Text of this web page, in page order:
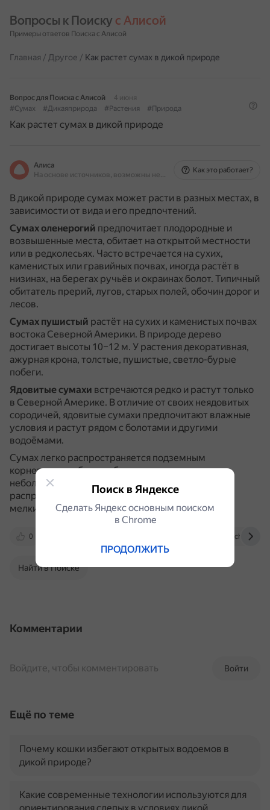
Вопросы к Поиску с Алисой
Примеры ответов Поиска с Алисой
Главная / Другое / Как растет сумах в дикой природе
Вопрос для Поиска с Алисой
4 июня
#Сумах
#Дикаяприрода #Растения #Природа
Как растет сумах в дикой природе
Алиса
На основе источников, возможны неточности
Как это работает?
В дикой природе сумах может расти в разных местах, в
зависимости от вида и его предпочтений.
Сумах оленерогий предпочитает плодородные и
возвышенные места, обитает на открытой местности
или в редколесьях. Часто встречается на сухих,
каменистых или гравийных почвах, иногда растёт в
низинах, на берегах ручьёв и окраинах болот. Типичный
обитатель прерий, лугов, старых полей, обочин дорог и
лесов.
Сумах пушистый растёт на сухих и каменистых почвах
востока Северной Америки. В природе дерево
достигает высоты 10–12 м. У растения декоративная,
ажурная крона, толстые, пушистые, светло-бурые
побеги.
Ядовитые сумахи встречаются редко и растут только
в Северной Америке. В отличие от своих неядовитых
сородичей, ядовитые сумахи предпочитают влажные
условия и растут рядом с болотами и другими
водоёмами.
Сумах легко распространяется подземным
корневищем, обычно образуя густые заросли из
небольших деревьев.
Естественному
распространению семян способствуют птицы или
мелкие животные.
0 www.botanichka.ru
Найти в Поиске
Комментарии
Войти
Войдите, чтобы комментировать
Ещё по теме
Почему кошки избегают открытых водоемов в
дикой природе?
Какие современные технологии используются для
Поиск в Яндексе
Сделать Яндекс основным поиском
в Сhrome
ПРОДОЛЖИТЬ